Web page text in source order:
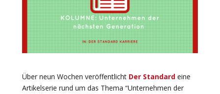
Über neun Wochen veröffentlicht Der Standardeine
Artikelserie rund um das Thema “Unternehmen der